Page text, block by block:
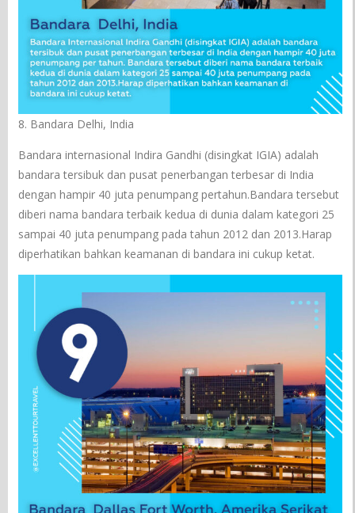
8. Bandara Delhi, India
Bandara internasional Indira Gandhi (disingkat IGIA) adalah
bandara tersibuk dan pusat penerbangan terbesar di India
dengan hampir 40 juta penumpang pertahun.Bandara tersebut
diberi nama bandara terbaik kedua di dunia dalam kategori 25
sampai 40 juta penumpang pada tahun 2012 dan 2013.Harap
diperhatikan bahkan keamanan di bandara ini cukup ketat.